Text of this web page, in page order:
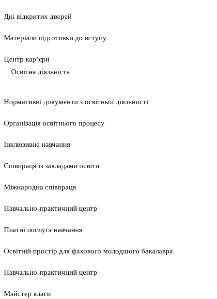
Дні відкритих дверей
Матеріали підготовки до вступу
Центр кар’єри
Освітня діяльність
Нормативні документи з освітньої діяльності
Організація освітнього процесу
Інклюзивне навчання
Співпраця із закладами освіти
Міжнародна співпраця
Навчально-практичний центр
Платні послуга навчання
Освітній простір для фахового молодшого бакалавра
Навчально-практичний центр
Майстер класи